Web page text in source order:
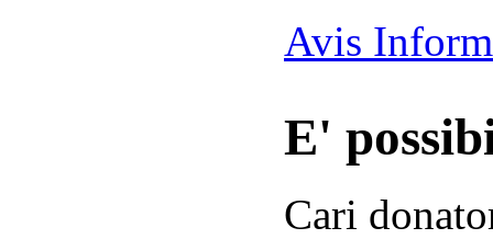
Avis
E'
Cari